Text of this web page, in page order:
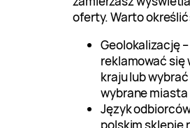
oferty. Warto
Geolokalizację
reklamować się
kraju lub
wybrane miasta
Język
polskim sklepie